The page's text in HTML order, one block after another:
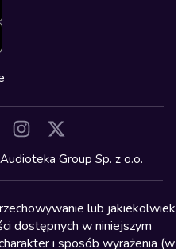
Group Sp. z o.o.
lub jakiekolwiek
dostępnych w niniejszym
i sposób wyrażenia (w